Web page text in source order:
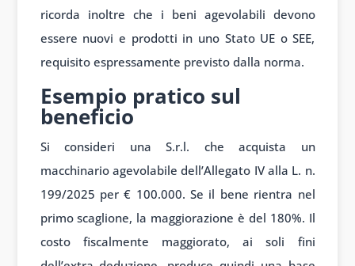
ricorda inoltre che i beni agevolabili devono
essere nuovi e prodotti in uno Stato UE o SEE,
requisito espressamente previsto dalla norma.
Esempio pratico sul
beneficio
Si consideri una S.r.l. che acquista un
macchinario agevolabile dell’Allegato IV alla L. n.
199/2025 per € 100.000. Se il bene rientra nel
primo scaglione, la maggiorazione è del 180%. Il
costo fiscalmente maggiorato, ai soli fini